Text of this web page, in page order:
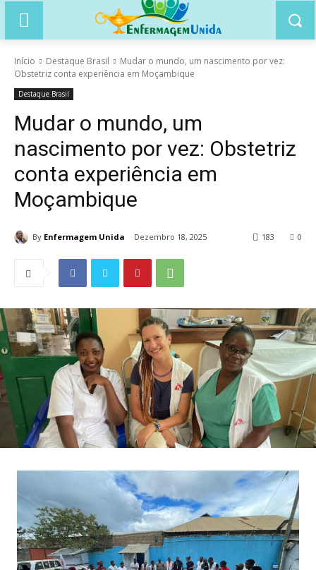
Início Destaque Brasil
Mudar o mundo, um nascimento por vez:
Obstetriz conta experiência em Moçambique
Destaque Brasil
Mudar o mundo, um
nascimento por vez: Obstetriz
conta experiência em
Moçambique
By Enfermagem Unida Dezembro 18, 2025 0
183